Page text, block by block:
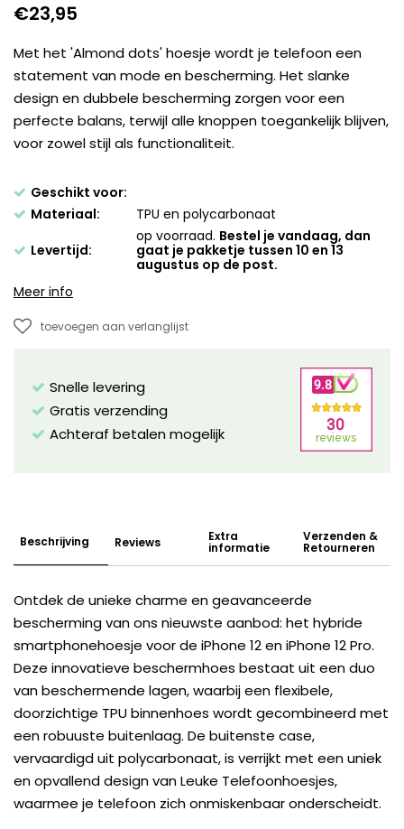
€23,95
Met het 'Almond dots' hoesje wordt je telefoon een
statement van mode en bescherming. Het slanke
design en dubbele bescherming zorgen voor een
perfecte balans, terwijl alle knoppen toegankelijk blijven,
voor zowel stijl als functionaliteit.
Geschikt voor:
Materiaal:
TPU en polycarbonaat
Levertijd:
op voorraad. Bestel je vandaag, dan
gaat je pakketje tussen 10 en 13
augustus op de post.
Meer info
toevoegen aan verlanglijst
Snelle levering
Gratis verzending
Achteraf betalen mogelijk
Beschrijving Reviews Extra
informatie
Verzenden &
Retourneren
Ontdek de unieke charme en geavanceerde
bescherming van ons nieuwste aanbod: het hybride
smartphonehoesje voor de iPhone 12 en iPhone 12 Pro.
Deze innovatieve beschermhoes bestaat uit een duo
van beschermende lagen, waarbij een flexibele,
doorzichtige TPU binnenhoes wordt gecombineerd met
een robuuste buitenlaag. De buitenste case,
vervaardigd uit polycarbonaat, is verrijkt met een uniek
en opvallend design van Leuke Telefoonhoesjes,
waarmee je telefoon zich onmiskenbaar onderscheidt.